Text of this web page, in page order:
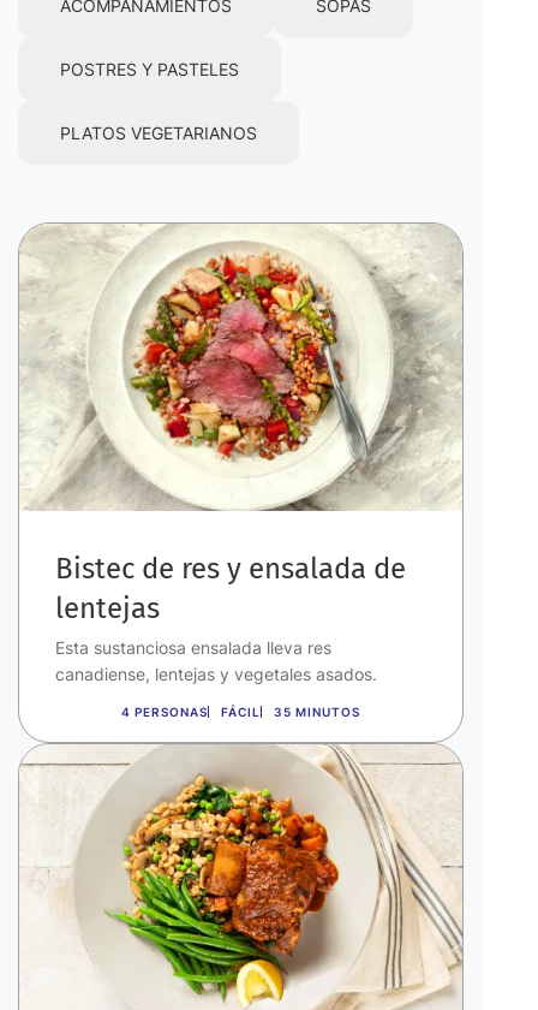
ACOMPAÑAMIENTOS SOPAS
POSTRES Y PASTELES
PLATOS VEGETARIANOS
Imagen
Bistec de res y ensalada de
lentejas
Esta sustanciosa ensalada lleva res
canadiense, lentejas y vegetales asados.
4 PERSONAS FÁCIL 35 MINUTOS
Imagen